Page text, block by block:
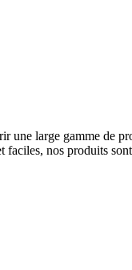
une large gamme de
faciles, nos produits